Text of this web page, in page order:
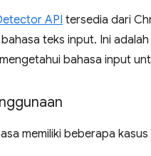
API tersedia dari
teks input. Ini
bahasa input
memiliki beberapa